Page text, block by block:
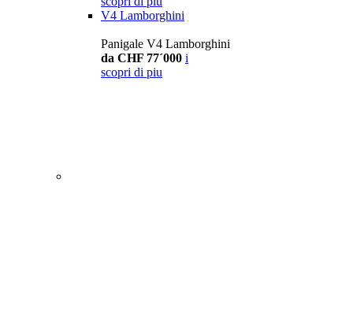
V4 Lamborghini
Panigale V4 Lamborghini
da CHF 77´000 i
scopri di piu